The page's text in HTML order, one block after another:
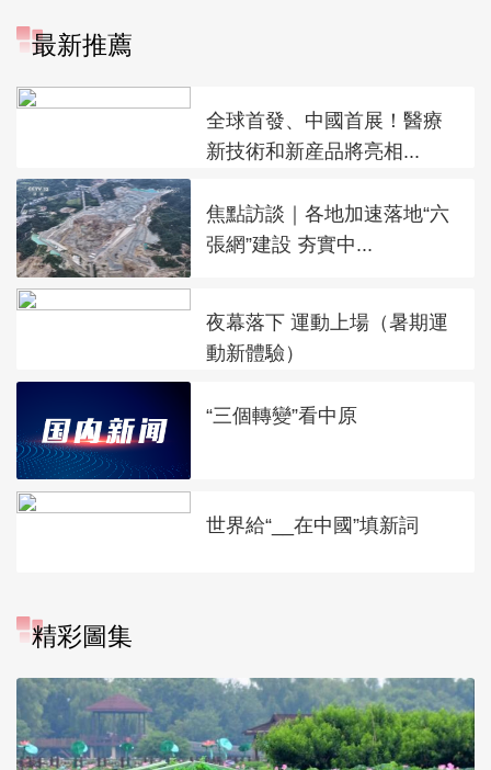
最新推薦
全球首發、中國首展！醫療
新技術和新産品將亮相...
焦點訪談｜各地加速落地“六
張網”建設 夯實中...
夜幕落下 運動上場（暑期運
動新體驗）
“三個轉變”看中原
世界給“__在中國”填新詞
精彩圖集